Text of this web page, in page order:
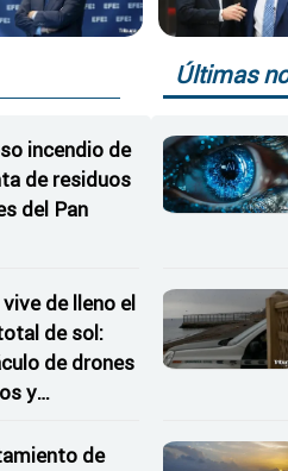
incendio de
de residuos
del Pan
de lleno el
de sol:
de drones
y
de
Últimas